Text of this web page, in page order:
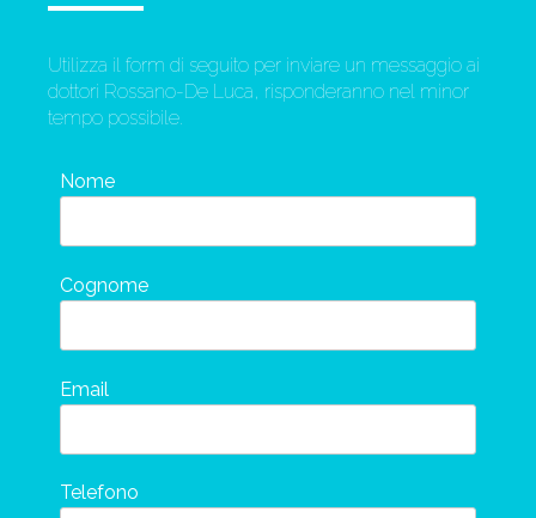
Utilizza il form di seguito per inviare un messaggio ai
dottori Rossano-De Luca, risponderanno nel minor
tempo possibile.
Nome
Cognome
Email
Telefono